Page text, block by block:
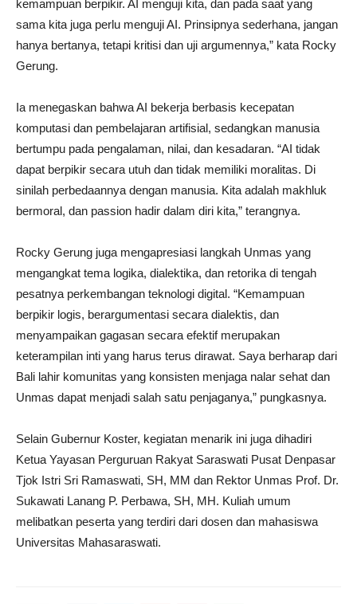
kemampuan berpikir. AI menguji kita, dan pada saat yang
sama kita juga perlu menguji AI. Prinsipnya sederhana, jangan
hanya bertanya, tetapi kritisi dan uji argumennya,” kata Rocky
Gerung.
Ia menegaskan bahwa AI bekerja berbasis kecepatan
komputasi dan pembelajaran artifisial, sedangkan manusia
bertumpu pada pengalaman, nilai, dan kesadaran. “AI tidak
dapat berpikir secara utuh dan tidak memiliki moralitas. Di
sinilah perbedaannya dengan manusia. Kita adalah makhluk
bermoral, dan passion hadir dalam diri kita,” terangnya.
Rocky Gerung juga mengapresiasi langkah Unmas yang
mengangkat tema logika, dialektika, dan retorika di tengah
pesatnya perkembangan teknologi digital. “Kemampuan
berpikir logis, berargumentasi secara dialektis, dan
menyampaikan gagasan secara efektif merupakan
keterampilan inti yang harus terus dirawat. Saya berharap dari
Bali lahir komunitas yang konsisten menjaga nalar sehat dan
Unmas dapat menjadi salah satu penjaganya,” pungkasnya.
Selain Gubernur Koster, kegiatan menarik ini juga dihadiri
Ketua Yayasan Perguruan Rakyat Saraswati Pusat Denpasar
Tjok Istri Sri Ramaswati, SH, MM dan Rektor Unmas Prof. Dr.
Sukawati Lanang P. Perbawa, SH, MH. Kuliah umum
melibatkan peserta yang terdiri dari dosen dan mahasiswa
Universitas Mahasaraswati.